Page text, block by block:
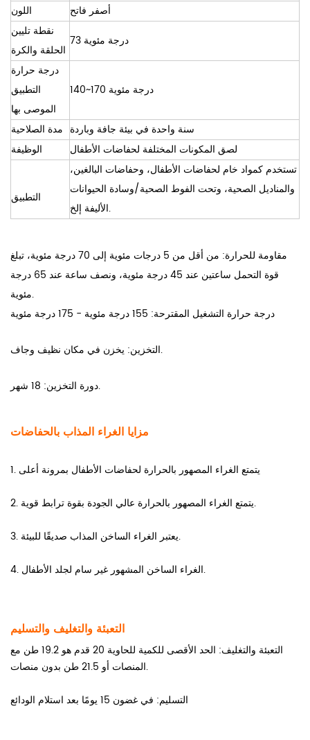
اللون
أصفر فاتح
نقطة تليين
الحلقة والكرة
73 درجة مئوية
درجة حرارة
التطبيق
الموصى بها
140~170 درجة مئوية
مدة الصلاحية سنة واحدة في بيئة جافة وباردة
الوظيفة
لصق المكونات المختلفة لحفاضات الأطفال
التطبيق
تستخدم كمواد خام لحفاضات الأطفال، وحفاضات البالغين،
والمناديل الصحية، وتحت الفوط الصحية/وسادة الحيوانات
الأليفة إلخ.
مقاومة للحرارة: من أقل من 5 درجات مئوية إلى 70 درجة مئوية، تبلغ
قوة التحمل ساعتين عند 45 درجة مئوية، ونصف ساعة عند 65 درجة
مئوية.
درجة حرارة التشغيل المقترحة: 155 درجة مئوية - 175 درجة مئوية
التخزين: يخزن في مكان نظيف وجاف.
دورة التخزين: 18 شهر.
مزايا الغراء المذاب بالحفاضات
1. يتمتع الغراء المصهور بالحرارة لحفاضات الأطفال بمرونة أعلى
2. يتمتع الغراء المصهور بالحرارة عالي الجودة بقوة ترابط قوية.
3. يعتبر الغراء الساخن المذاب صديقًا للبيئة.
4. الغراء الساخن المشهور غير سام لجلد الأطفال.
التعبئة والتغليف والتسليم
التعبئة والتغليف: الحد الأقصى للكمية للحاوية 20 قدم هو 19.2 طن مع
المنصات أو 21.5 طن بدون منصات.
التسليم: في غضون 15 يومًا بعد استلام الودائع